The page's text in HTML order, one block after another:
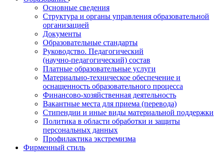
Основные сведения
Структура и органы управления образовательной
организацией
Документы
Образовательные стандарты
Руководство. Педагогический
(научно‑педагогический) состав
Платные образовательные услуги
Материально-техническое обеспечение и
оснащенность образовательного процесса
Финансово-хозяйственная деятельность
Вакантные места для приема (перевода)
Стипендии и иные виды материальной поддержки
Политика в области обработки и защиты
персональных данных
Профилактика экстремизма
Фирменный стиль